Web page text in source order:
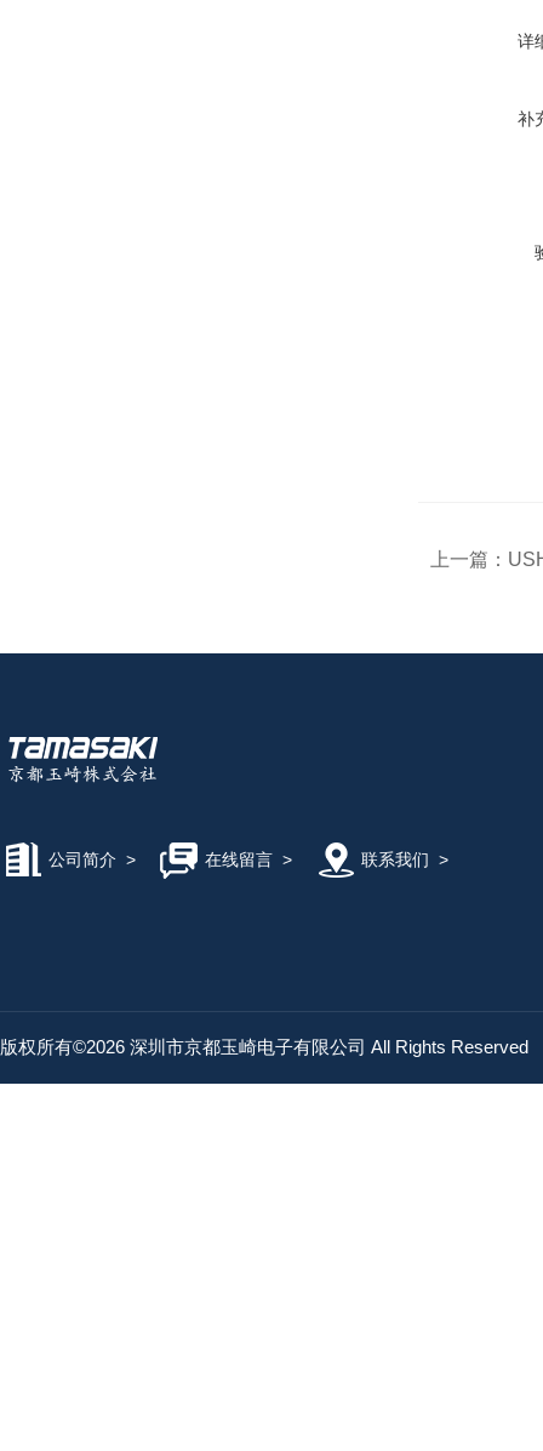
详
补
上一篇：
公司简介 > 在线留言> 联系我们 >
版权所有©2026 深圳市京都玉崎电子有限公司 All Rights Reserved